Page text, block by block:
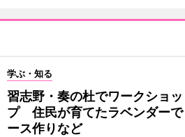
学ぶ・知る
習志野・奏の杜でワークショッ
プ 住民が育てたラベンダーで
ース作りなど